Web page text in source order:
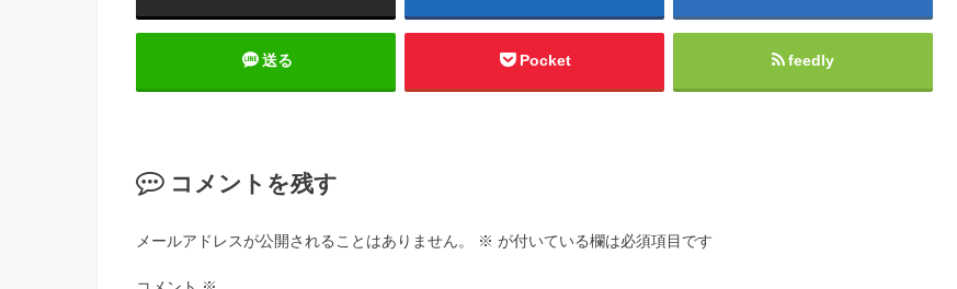
送る Pocket feedly
コメントを残す
メールアドレスが公開されることはありません。 ※ が付いている欄は必須項目です